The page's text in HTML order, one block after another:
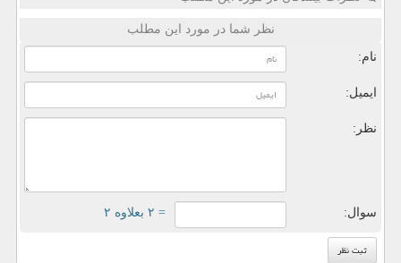
نظر شما در مورد این مطلب
نام:
ایمیل:
نظر:
سوال: = ۲ بعلاوه ۲